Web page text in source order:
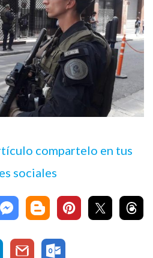
compartelo en tus
sociales